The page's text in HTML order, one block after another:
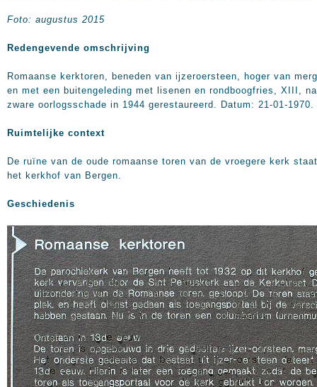
Foto: augustus 2015
Redengevende omschrijving
Romaanse kerktoren, beneden van ijzeroersteen, hoger van
en met een buitengeleding met lisenen en rondboogfries, XIII, na
zware oorlogsschade in 1944 gerestaureerd. Datum: 21-01-1970.
Ruimtelijke context
De ruïne van de oude romaanse toren van de vroegere kerk
het kerkhof van Bergen.
Geschiedenis